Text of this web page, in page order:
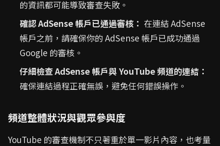
的資訊都可能導致審查失敗。
確認 AdSense 帳戶已通過審核： 在連結 AdSense
帳戶之前，請確保你的 AdSense 帳戶已成功通過
Google 的審核。
仔細檢查 AdSense 帳戶與 YouTube 頻道的連結：
確保連結過程正確無誤，避免任何錯誤操作。
頻道整體狀況與觀眾參與度
YouTube 的審查機制不只著重於單一影片內容，也考量